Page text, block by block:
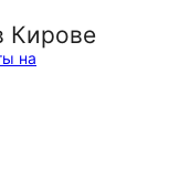
Кирове